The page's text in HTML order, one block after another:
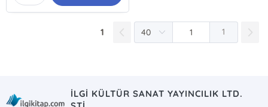
1 1
İLGİ KÜLTÜR SANAT YAYINCILIK LTD.